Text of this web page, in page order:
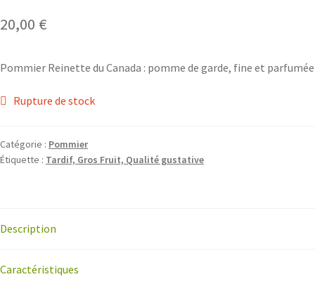
20,00 €
Pommier Reinette du Canada : pomme de garde, fine et parfumée
Rupture de stock
Catégorie : Pommier
Étiquette : Tardif, Gros Fruit, Qualité gustative
Description
Caractéristiques